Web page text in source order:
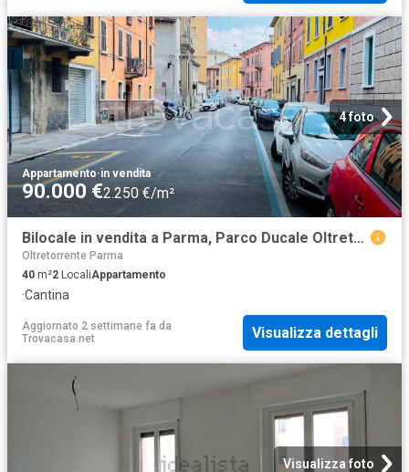
4 foto
Appartamento·in vendita
90.000 €2.250 €/m²
Bilocale in vendita a Parma, Parco Ducale Oltretorrente
Oltretorrente Parma
40 m²2 LocaliAppartamento
·Cantina
Aggiornato 2 settimane fa da
Trovacasa.net
Visualizza dettagli
Visualizza foto